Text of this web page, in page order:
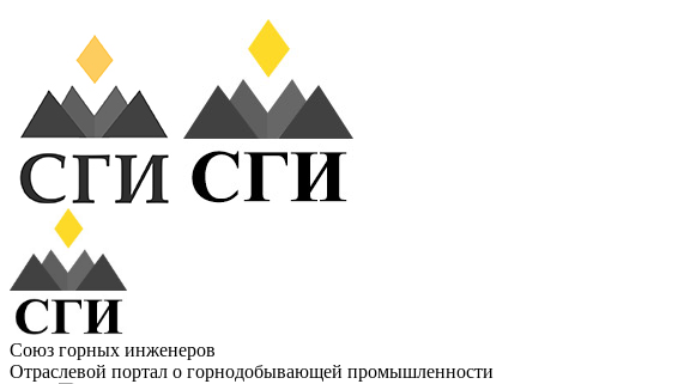
Союз горных инженеров
Отраслевой портал о горнодобывающей промышленности